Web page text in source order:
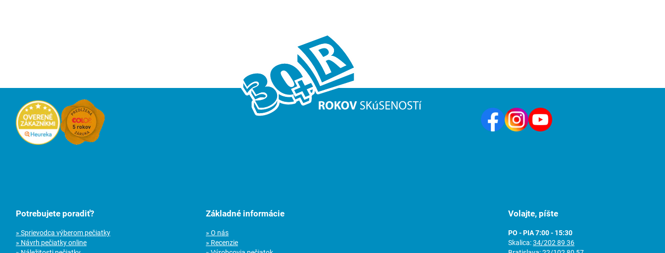
Potrebujete poradiť?
» Sprievodca výberom pečiatky
» Návrh pečiatky online
Základné informácie
» O nás
» Recenzie
Volajte, píšte
PO - PIA 7:00 - 15:30
Skalica:34/202 89 36